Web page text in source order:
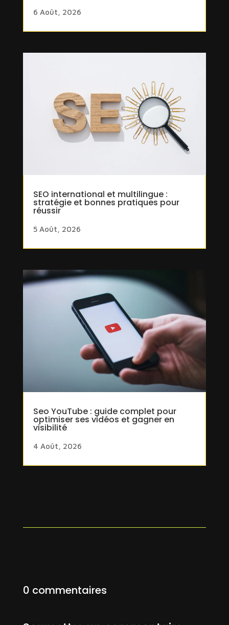
6 Août, 2026
SEO international et multilingue :
stratégie et bonnes pratiques pour
réussir
5 Août, 2026
Seo YouTube : guide complet pour
optimiser ses vidéos et gagner en
visibilité
4 Août, 2026
0 commentaires